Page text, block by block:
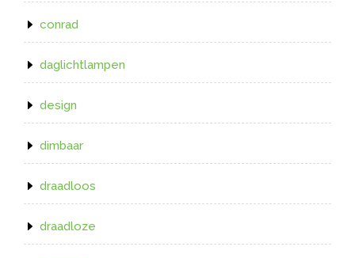
conrad
daglichtlampen
design
dimbaar
draadloos
draadloze